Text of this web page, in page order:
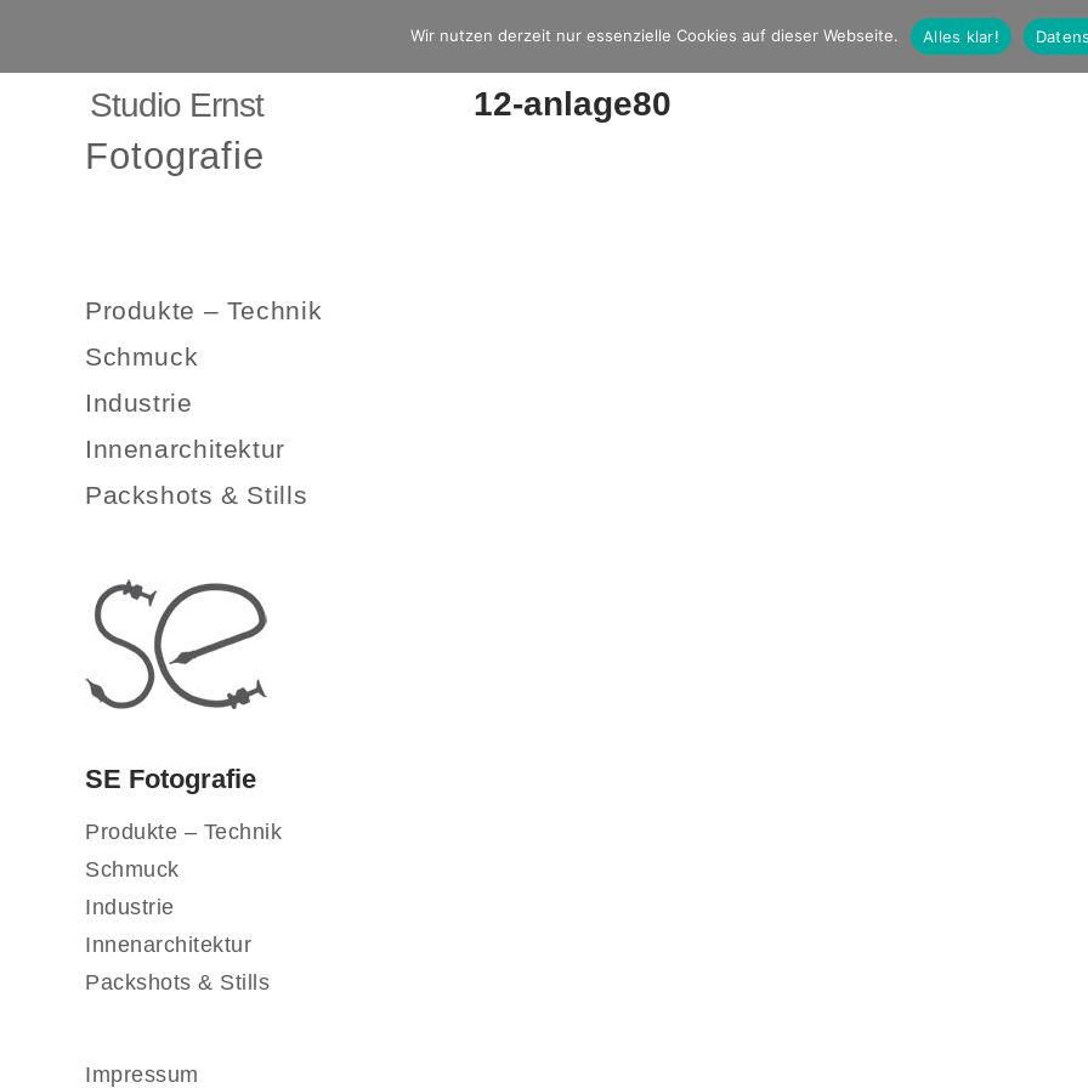
Studio Ernst
Fotografie
Produkte – Technik
Schmuck
Industrie
Innenarchitektur
Packshots & Stills
SE Fotografie
Produkte – Technik
Schmuck
Industrie
Innenarchitektur
Packshots & Stills
Impressum
12-anlage80
Wir nutzen derzeit nur essenzielle Cookies auf dieser Webseite. Alles klar!